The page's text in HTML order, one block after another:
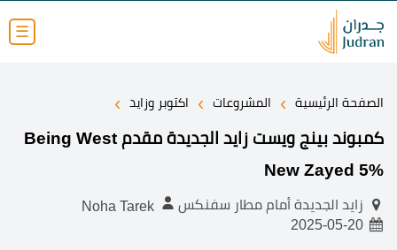
☰
الصفحة الرئيسية › المشروعات › اكتوبر وزايد ›
كمبوند بينج ويست زايد الجديدة مقدم Being West
New Zayed 5%
زايد الجديدة أمام مطار سفنكس
Noha Tarek
2025-05-20